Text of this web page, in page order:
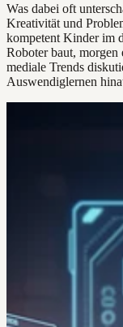
Was dabei oft
Kreativität und
kompetent Kinder im
Roboter baut,
mediale Trends
Auswendiglernen